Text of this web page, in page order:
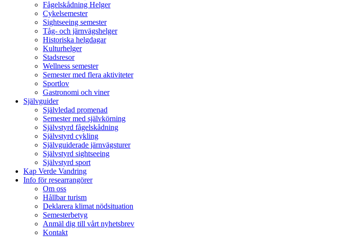
Fågelskådning Helger
Cykelsemester
Sightseeing semester
Tåg- och järnvägshelger
Historiska helgdagar
Kulturhelger
Stadsresor
Wellness semester
Semester med flera aktiviteter
Sportlov
Gastronomi och viner
Självguider
Självledad promenad
Semester med självkörning
Självstyrd fågelskådning
Självstyrd cykling
Självguiderade järnvägsturer
Självstyrd sightseeing
Självstyrd sport
Kap Verde Vandring
Info för researrangörer
Om oss
Hållbar turism
Deklarera klimat nödsituation
Semesterbetyg
Anmäl dig till vårt nyhetsbrev
Kontakt